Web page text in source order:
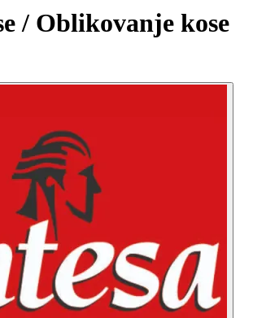
/ Oblikovanje kose